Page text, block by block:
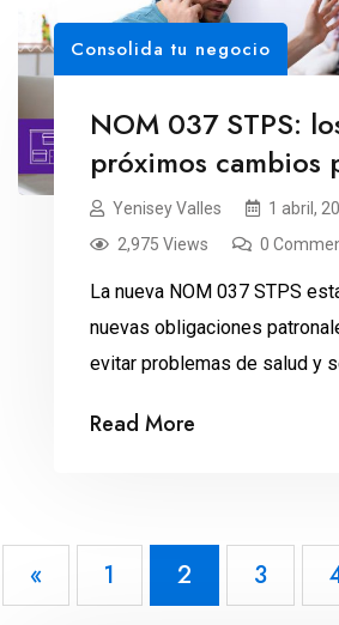
Consolida tu negocio
NOM 037 STPS:
próximos cambios
home office
Yenisey Valles
1 abril,
2,975 Views
0
La nueva NOM 037 STPS
nuevas obligaciones
evitar problemas de salud y
Read More
« 1 2 3